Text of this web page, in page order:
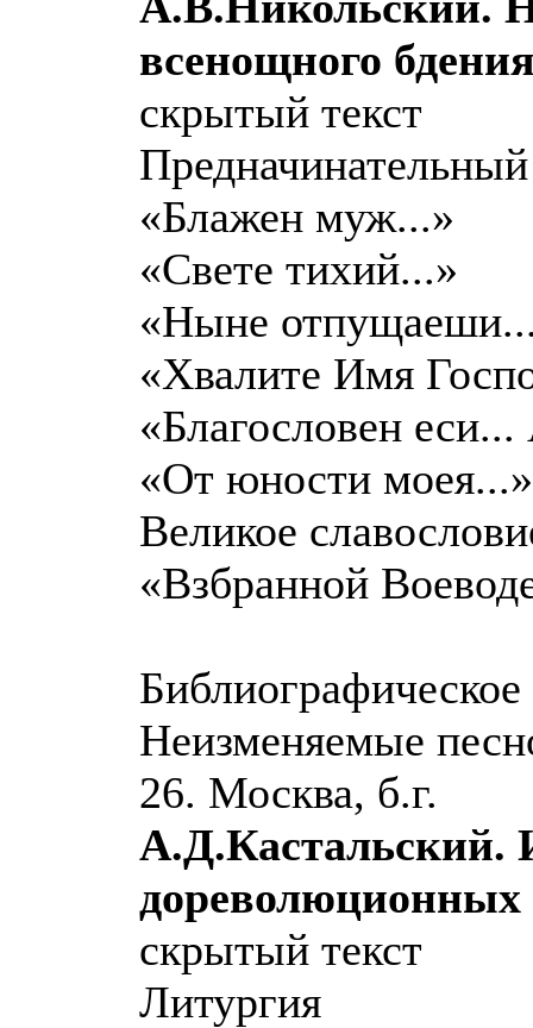
всенощного
скрытый текст
«Блажен муж...»
«Свете тихий...»
«Ныне
«Хвалите Имя
«Благословен
«От юности моея...»
Великое
«Взбранной
Неизменяемые
26. Москва, б.г.
А.Д.Кастальский.
дореволюционных
скрытый текст
Литургия